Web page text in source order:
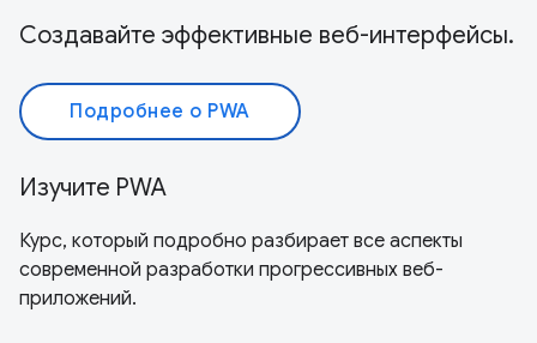
Создавайте эффективные веб-интерфейсы.
Подробнее о PWA
Изучите PWA
Курс, который подробно разбирает все аспекты
современной разработки прогрессивных веб-
приложений.